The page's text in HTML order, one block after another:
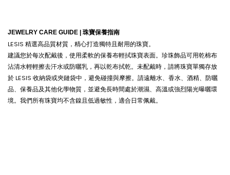
JEWELRY CARE GUIDE | 珠寶保養指南
LESIS 精選高品質材質，精心打造獨特且耐用的珠寶。
建議您於每次配戴後，使用柔軟的保養布輕拭珠寶表面。珍珠飾品可用乾棉布
沾清水輕輕擦去汗水或防曬乳，再以乾布拭乾。 未配戴時，請將珠寶單獨存放
於 LESIS 收納袋或夾鏈袋中，避免碰撞與摩擦。請遠離水、香水、酒精、防曬
品、保養品及其他化學物質，並避免長時間處於潮濕、高溫或強烈陽光曝曬環
境。我們所有珠寶均不含鎳且低過敏性，適合日常佩戴。